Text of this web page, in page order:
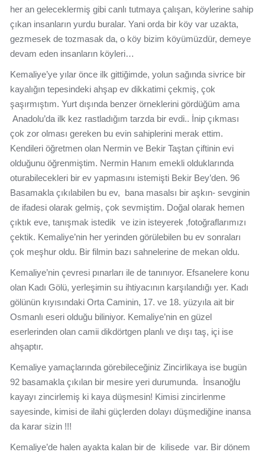
her an geleceklermiş gibi canlı tutmaya çalışan, köylerine sahip
çıkan insanların yurdu buralar. Yani orda bir köy var uzakta,
gezmesek de tozmasak da, o köy bizim köyümüzdür, demeye
devam eden insanların köyleri…
Kemaliye’ye yılar önce ilk gittiğimde, yolun sağında sivrice bir
kayalığın tepesindeki ahşap ev dikkatimi çekmiş, çok
şaşırmıştım. Yurt dışında benzer örneklerini gördüğüm ama
Anadolu’da ilk kez rastladığım tarzda bir evdi.. İnip çıkması
çok zor olması gereken bu evin sahiplerini merak ettim.
Kendileri öğretmen olan Nermin ve Bekir Taştan çiftinin evi
olduğunu öğrenmiştim. Nermin Hanım emekli olduklarında
oturabilecekleri bir ev yapmasını istemişti Bekir Bey’den. 96
Basamakla çıkılabilen bu ev, bana masalsı bir aşkın- sevginin
de ifadesi olarak gelmiş, çok sevmiştim. Doğal olarak hemen
çıktık eve, tanışmak istedik ve izin isteyerek ,fotoğraflarımızı
çektik. Kemaliye’nin her yerinden görülebilen bu ev sonraları
çok meşhur oldu. Bir filmin bazı sahnelerine de mekan oldu.
Kemaliye’nin çevresi pınarları ile de tanınıyor. Efsanelere konu
olan Kadı Gölü, yerleşimin su ihtiyacının karşılandığı yer. Kadı
gölünün kıyısındaki Orta Caminin, 17. ve 18. yüzyıla ait bir
Osmanlı eseri olduğu biliniyor. Kemaliye’nin en güzel
eserlerinden olan camii dikdörtgen planlı ve dışı taş, içi ise
ahşaptır.
Kemaliye yamaçlarında görebileceğiniz Zincirlikaya ise bugün
92 basamakla çıkılan bir mesire yeri durumunda. İnsanoğlu
kayayı zincirlemiş ki kaya düşmesin! Kimisi zincirlenme
sayesinde, kimisi de ilahi güçlerden dolayı düşmediğine inansa
da karar sizin !!!
Kemaliye’de halen ayakta kalan bir de kilisede var. Bir dönem